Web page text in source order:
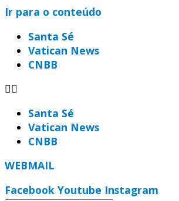
Ir para o conteúdo
Santa Sé
Vatican News
CNBB
Santa Sé
Vatican News
CNBB
WEBMAIL
Facebook Youtube Instagram